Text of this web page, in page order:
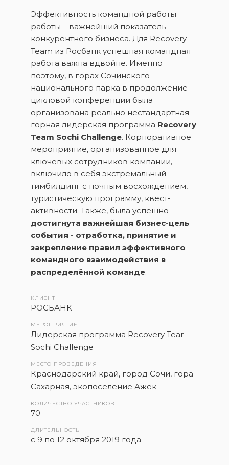
Эффективность командной работы
работы – важнейший показатель
конкурентного бизнеса. Для Recovery
Team из Росбанк успешная командная
работа важна вдвойне. Именно
поэтому, в горах Сочинского
национального парка в продолжение
цикловой конференции была
организована реально нестандартная
горная лидерская программа Recovery
Team Sochi Challenge. Корпоративное
мероприятие, организованное для
ключевых сотрудников компании,
включило в себя экстремальный
тимбилдинг с ночным восхождением,
туристическую программу, квест-
активности. Также, была успешно
достигнута важнейшая бизнес-цель
события - отработка, принятие и
закрепление правил эффективного
командного взаимодействия в
распределённой команде.
КЛИЕНТ
РОСБАНК
МЕРОПРИЯТИЕ
Лидерская программа Recovery Tear
Sochi Challenge
МЕСТО ПРОВЕДЕНИЯ
Краснодарский край, город Сочи, гора
Сахарная, экопоселение Ажек
КОЛИЧЕСТВО УЧАСТНИКОВ
70
ДЛИТЕЛЬНОСТЬ
с 9 по 12 октября 2019 года